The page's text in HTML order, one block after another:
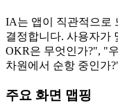
IA는 앱이 직관적으로
결정합니다. 사용자가
OKR은 무엇인가?", "
차원에서 순항 중인가
주요 화면 맵핑